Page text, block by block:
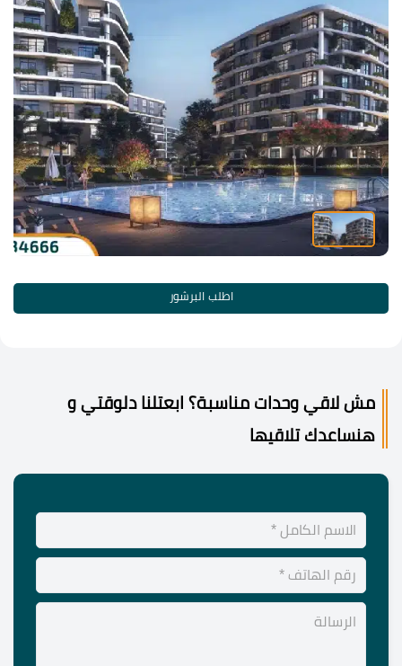
اطلب البرشور
مش لاقي وحدات مناسبة؟ ابعتلنا دلوقتي و
هنساعدك تلاقيها